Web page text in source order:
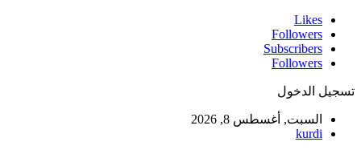
Likes
Followers
Subscribers
Followers
تسجيل الدخول
السبت, أغسطس 8, 2026
kurdi